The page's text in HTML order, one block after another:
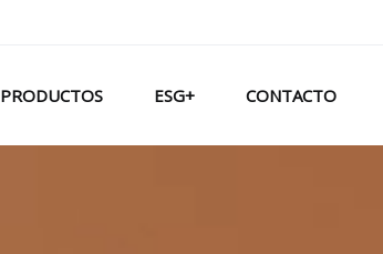
PRODUCTOS ESG+ CONTACTO